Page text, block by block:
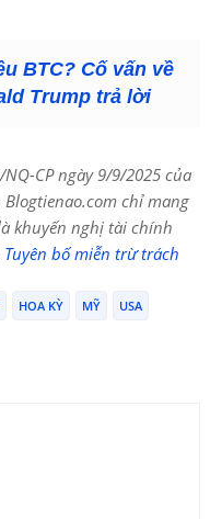
BTC? Cố vấn về
Trump trả lời
CP ngày 9/9/2025 của
chỉ mang
khuyến nghị tài chính
Tuyên bố miễn trừ trách
HOA KỲ MỸ USA